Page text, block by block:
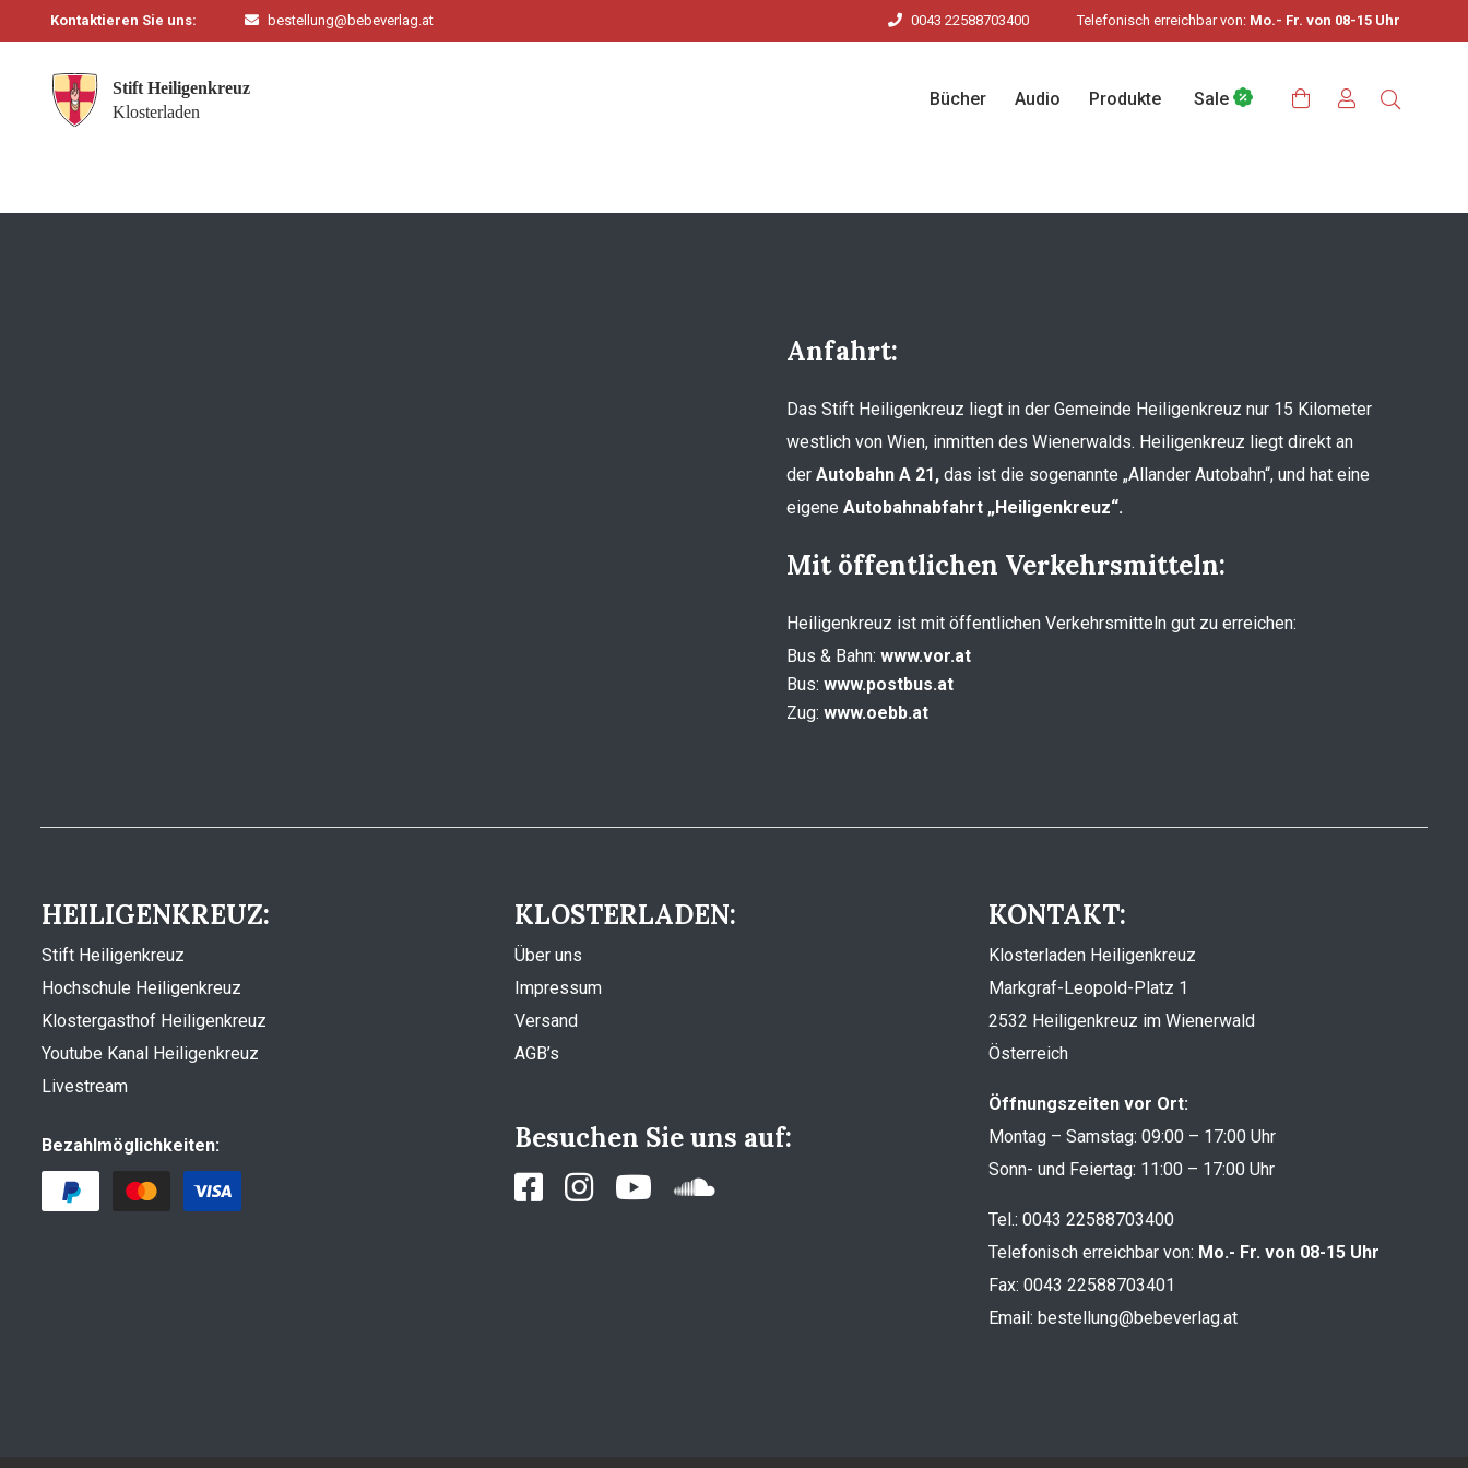
Kontaktieren Sie uns: bestellung@bebeverlag.at 0043 22588703400 Telefonisch erreichbar von: Mo.- Fr. von 08-15 Uhr
Bücher Audio Produkte Sale
Anfahrt:
Das Stift Heiligenkreuz liegt in der Gemeinde Heiligenkreuz nur 15 Kilometer
westlich von Wien, inmitten des Wienerwalds. Heiligenkreuz liegt direkt an
der Autobahn A 21, das ist die sogenannte „Allander Autobahn“, und hat eine
eigene Autobahnabfahrt „Heiligenkreuz“.
Mit öffentlichen Verkehrsmitteln:
Heiligenkreuz ist mit öffentlichen Verkehrsmitteln gut zu erreichen:
Bus & Bahn: www.vor.at
Bus: www.postbus.at
Zug: www.oebb.at
HEILIGENKREUZ:
Stift Heiligenkreuz
Hochschule Heiligenkreuz
Klostergasthof Heiligenkreuz
Youtube Kanal Heiligenkreuz
Livestream
Bezahlmöglichkeiten:
KLOSTERLADEN:
Über uns
Impressum
Versand
AGB’s
Besuchen Sie uns auf:
KONTAKT:
Klosterladen Heiligenkreuz
Markgraf-Leopold-Platz 1
2532 Heiligenkreuz im Wienerwald
Österreich
Öffnungszeiten vor Ort:
Montag – Samstag: 09:00 – 17:00 Uhr
Sonn- und Feiertag: 11:00 – 17:00 Uhr
Tel.: 0043 22588703400
Telefonisch erreichbar von: Mo.- Fr. von 08-15 Uhr
Fax: 0043 22588703401
Email: bestellung@bebeverlag.at